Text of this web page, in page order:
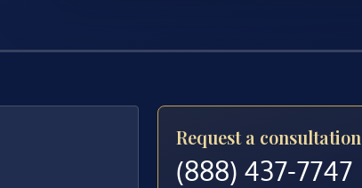
Request a consultation
(888) 437-7747